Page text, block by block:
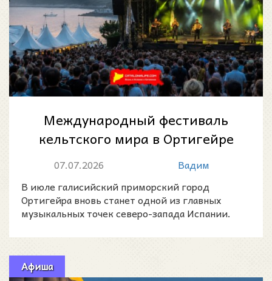
Международный фестиваль
кельтского мира в Ортигейре
2026: музыка, традиции и
атмосфера Гал...
07.07.2026
Вадим
В июле галисийский приморский город
Ортигейра вновь станет одной из главных
музыкальных точек северо-запада Испании.
Афиша